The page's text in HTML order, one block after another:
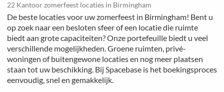
22 Kantoor zomerfeest locaties in Birmingham
De beste locaties voor uw zomerfeest in Birmingham! Bent u
op zoek naar een besloten sfeer of een locatie die ruimte
biedt aan grote capaciteiten? Onze portefeuille biedt u veel
verschillende mogelijkheden. Groene ruimten, privé-
woningen of buitengewone locaties en nog meer plaatsen
staan tot uw beschikking. Bij Spacebase is het boekingsproces
eenvoudig, snel en gemakkelijk.